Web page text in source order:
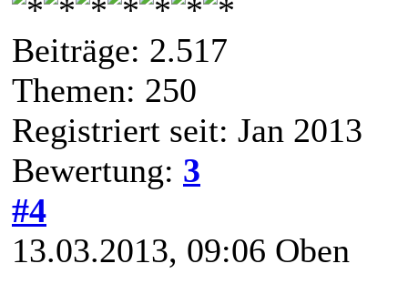
Beiträge: 2.517
Themen: 250
Registriert seit: Jan 2013
Bewertung: 3
#4
13.03.2013, 09:06 Oben